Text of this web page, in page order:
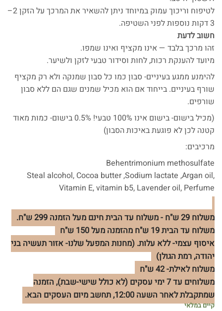
לטיפוח וריכוך עמוק במיוחד ניתן להשאיר את המרכך על הזקן 2–
3 דקות נוספות לפני השטיפה.
חשוב לדעת
זהו מרכך בלבד — אינו מקציף ואינו שמפו.
מיועד להענקת רכות, לחות וסידור טבעי לזקן ולשיער.
להימנע ממגע בעיניים- סבון כמו כל סבון שמנקה ולא רק מקציף
שורף בעיניים. בייחוד אם הוא מכיל שמנים שגם הם ללא סבון
שורפים.
(מכיל בישום- בישום אינו 100% טבעי! 0.5% בישום- כמות מאוד
קטנה לכן לא פוגעת באיכות הסבון)
מרכיבים:
Behentrimonium methosulfate
Steal alcohol, Cocoa butter ,Sodium lactate ,Argan oil,
Vitamin E, vitamin b5, Lavender oil, Perfume
משלוח 29 ש"ח - משלוח עד הבית חינם מעל הזמנה 299 ש"ח.
משלוח עד הבית 19 ש"ח מהזמנה מעל 150 ש"ח
איסוף עצמי- ללא עלות. (מחנות המפעל שלנו- אזור תעשיה בני
יהודה, רמת הגולן)
משלוח לאילת- 42 ש"ח
משלוחים עד 7 ימי עסקים (לא כולל שישי-שבת), הזמנה
שמתקבלת לאחר השעה 12:00, תחשב מיום העסקים הבא.
קיים במלאי